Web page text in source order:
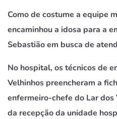
Como de costume a equipe
encaminhou a idosa para a
Sebastião em busca de
No hospital, os técnicos de
Velhinhos preencheram a
enfermeiro-chefe do Lar dos
da recepção da unidade